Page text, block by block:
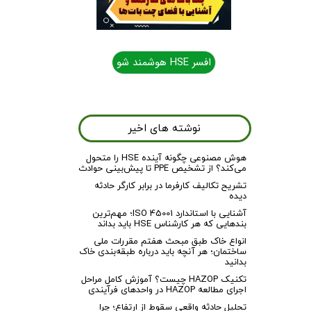
هوش مصنوعی چگونه آینده HSE را متحول
می‌کند؟ از تشخیص PPE تا پیش‌بینی حوادث
تشریح تکالیف کارفرما در برابر کارگر حادثه
دیده
آشنایی با استاندارد ISO 45001؛ مهم‌ترین
بندهایی که هر کارشناس HSE باید بداند
انواع خاک طبق مبحث هفتم مقررات ملی
ساختمان؛ هر آنچه باید درباره طبقه‌بندی خاک
بدانید
تکنیک HAZOP چیست؟ آموزش کامل مراحل
اجرای مطالعه HAZOP در واحدهای فرآیندی
تحلیل حادثه واقعی سقوط از ارتفاع؛ چرا
نوشته های اخیر
افسر HSE هوشمند شو